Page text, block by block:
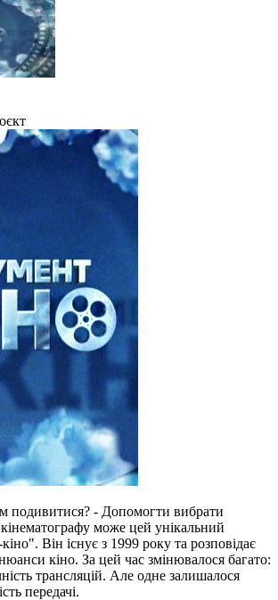
подивитися? - Допомогти вибрати
може цей унікальний
Він існує з 1999 року та розповідає
кіно. За цей час змінювалося багато:
трансляцій. Але одне залишалося
передачі.